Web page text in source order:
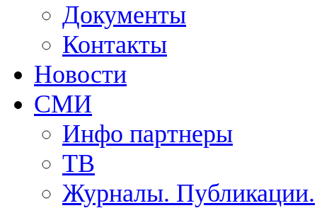
Документы
Контакты
Новости
СМИ
Инфо партнеры
ТВ
Журналы. Публикации.